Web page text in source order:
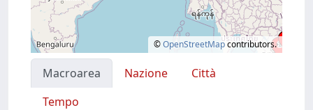
©OpenStreetMapcontributors.
Macroarea Nazione
Città
Tempo